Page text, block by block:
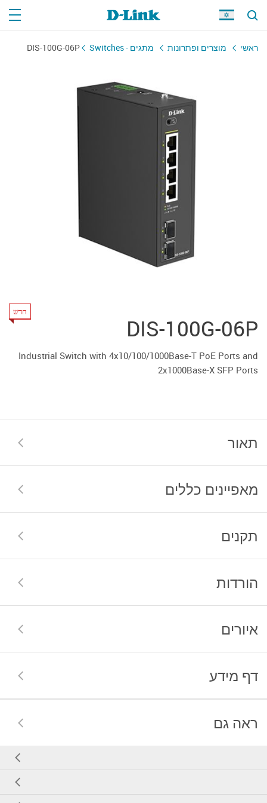
ראשי מוצרים ופתרונות מתגים - Switches DIS-100G-06P
DIS-100G-06P
חדש
Industrial Switch with 4x10/100/1000Base-T PoE Ports and
2x1000Base-X SFP Ports
תאור
מאפיינים כללים
תקנים
הורדות
איורים
דף מידע
ראה גם